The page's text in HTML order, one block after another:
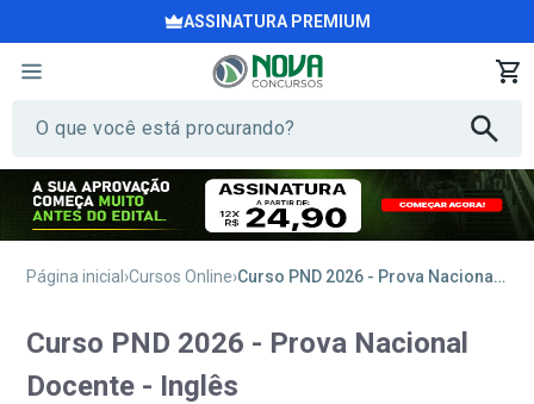
ASSINATURA PREMIUM
Página inicial Cursos Online Curso PND 2026 - Prova Nacional Docente - Inglês
Curso PND 2026 - Prova Nacional
Docente - Inglês